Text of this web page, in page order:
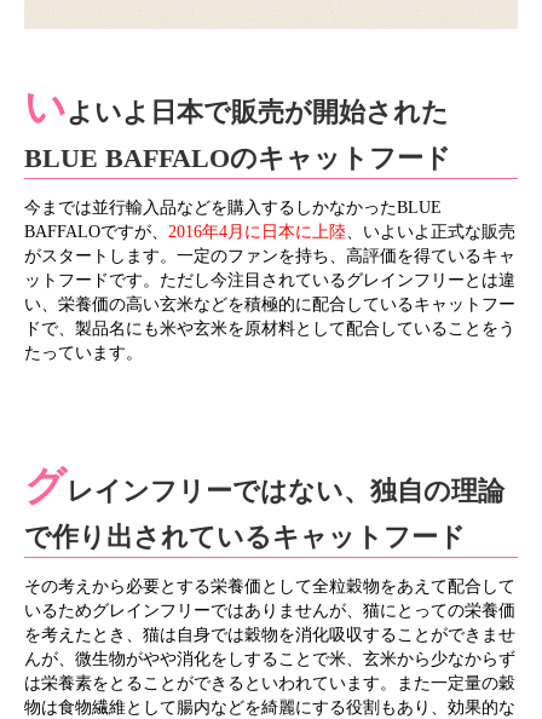
いよいよ日本で販売が開始された
BLUE BAFFALOのキャットフード
今までは並行輸入品などを購入するしかなかったBLUE
BAFFALOですが、 2016年4月に日本に上陸、いよいよ正式な販売
がスタートします。一定のファンを持ち、高評価を得ているキャ
ットフードです。ただし今注目されているグレインフリーとは違
い、栄養価の高い玄米などを積極的に配合しているキャットフー
ドで、製品名にも米や玄米を原材料として配合していることをう
たっています。
グレインフリーではない、独自の理論
で作り出されているキャットフード
その考えから必要とする栄養価として全粒穀物をあえて配合して
いるためグレインフリーではありませんが、猫にとっての栄養価
を考えたとき、猫は自身では穀物を消化吸収することができませ
んが、微生物がやや消化をしすることで米、玄米から少なからず
は栄養素をとることができるといわれています。また一定量の穀
物は食物繊維として腸内などを綺麗にする役割もあり、効果的な